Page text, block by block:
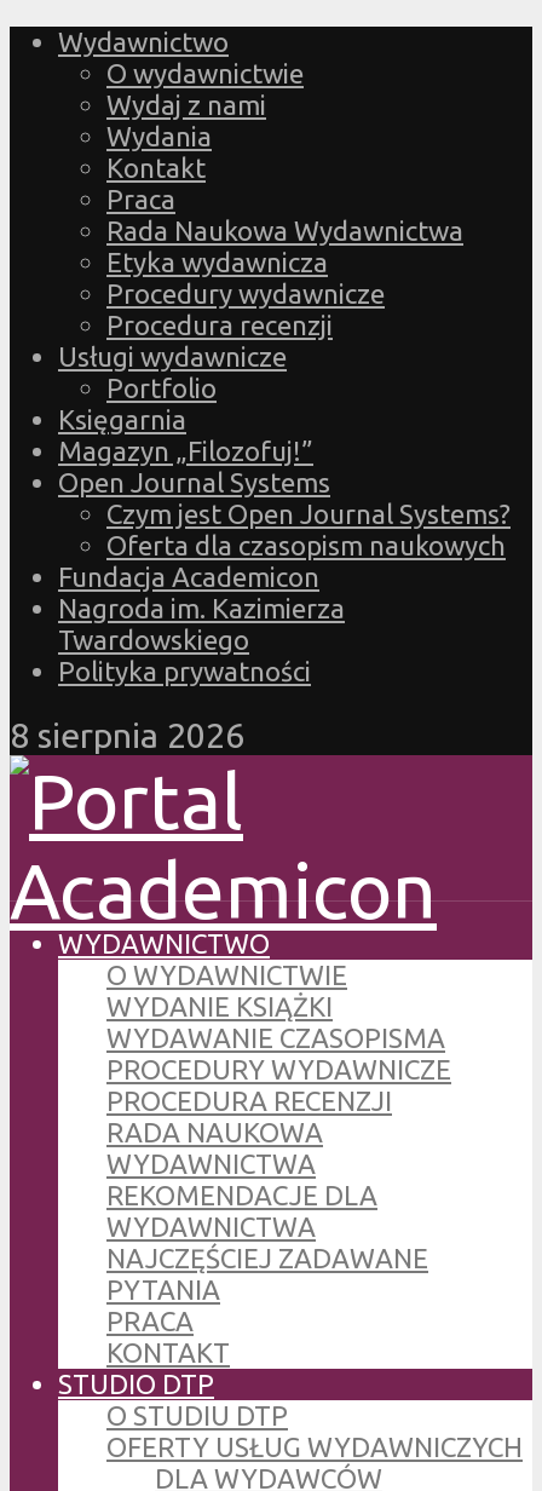
Wydawnictwo
O wydawnictwie
Wydaj z nami
Wydania
Kontakt
Praca
Rada Naukowa Wydawnictwa
Etyka wydawnicza
Procedury wydawnicze
Procedura recenzji
Usługi wydawnicze
Portfolio
Księgarnia
Magazyn „Filozofuj!”
Open Journal Systems
Czym jest Open Journal Systems?
Oferta dla czasopism naukowych
Fundacja Academicon
Nagroda im. Kazimierza
Twardowskiego
Polityka prywatności
8 sierpnia 2026
WYDAWNICTWO
O WYDAWNICTWIE
WYDANIE KSIĄŻKI
WYDAWANIE CZASOPISMA
PROCEDURY WYDAWNICZE
PROCEDURA RECENZJI
RADA NAUKOWA
WYDAWNICTWA
REKOMENDACJE DLA
WYDAWNICTWA
NAJCZĘŚCIEJ ZADAWANE
PYTANIA
PRACA
KONTAKT
STUDIO DTP
O STUDIU DTP
OFERTY USŁUG WYDAWNICZYCH
DLA WYDAWCÓW